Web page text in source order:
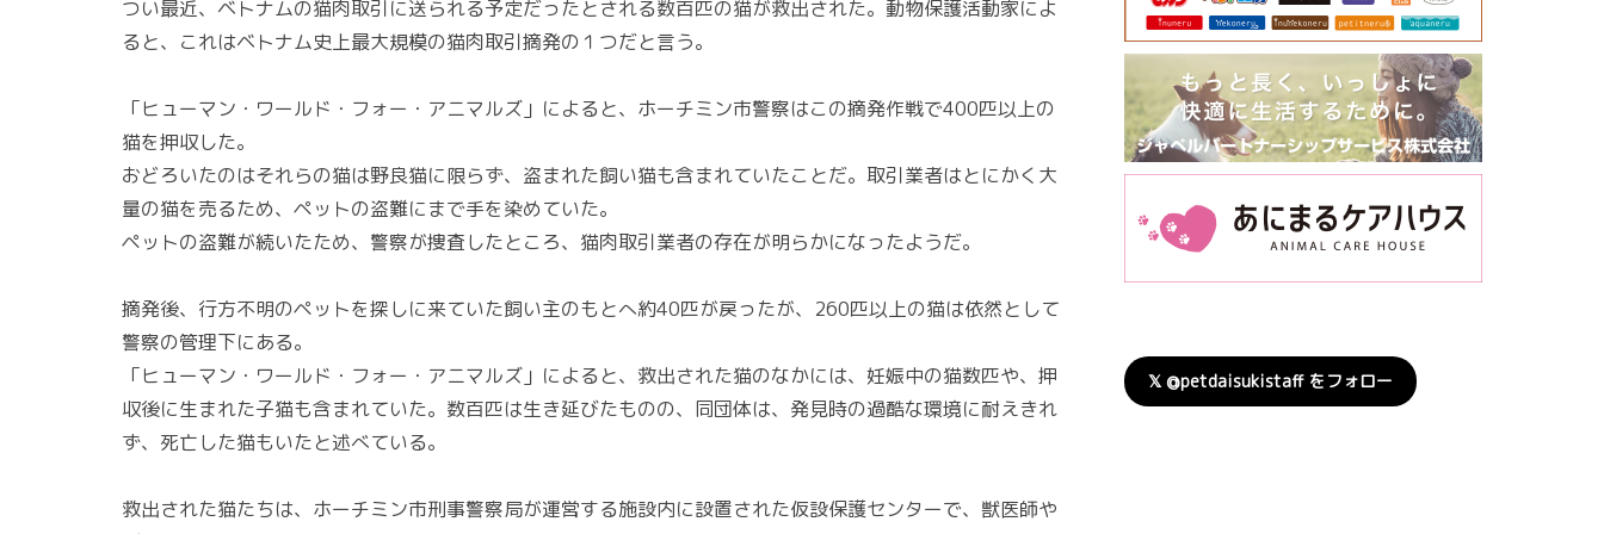
つい最近、ベトナムの猫肉取引に送られる予定だったとされる数百匹の猫が救出された。動物保護活動家によ
ると、これはベトナム史上最大規模の猫肉取引摘発の１つだと言う。
「ヒューマン・ワールド・フォー・アニマルズ」によると、ホーチミン市警察はこの摘発作戦で400匹以上の
猫を押収した。
おどろいたのはそれらの猫は野良猫に限らず、盗まれた飼い猫も含まれていたことだ。取引業者はとにかく大
量の猫を売るため、ペットの盗難にまで手を染めていた。
ペットの盗難が続いたため、警察が捜査したところ、猫肉取引業者の存在が明らかになったようだ。
摘発後、行方不明のペットを探しに来ていた飼い主のもとへ約40匹が戻ったが、260匹以上の猫は依然として
警察の管理下にある。
「ヒューマン・ワールド・フォー・アニマルズ」によると、救出された猫のなかには、妊娠中の猫数匹や、押
収後に生まれた子猫も含まれていた。数百匹は生き延びたものの、同団体は、発見時の過酷な環境に耐えきれ
ず、死亡した猫もいたと述べている。
救出された猫たちは、ホーチミン市刑事警察局が運営する施設内に設置された仮設保護センターで、獣医師や
𝕏 @petdaisukistaff をフォロー